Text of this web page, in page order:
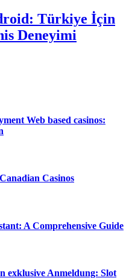
Türkiye İçin
Deneyimi
Web based casinos:
Casinos
A Comprehensive Guide
exklusive Anmeldung: Slot